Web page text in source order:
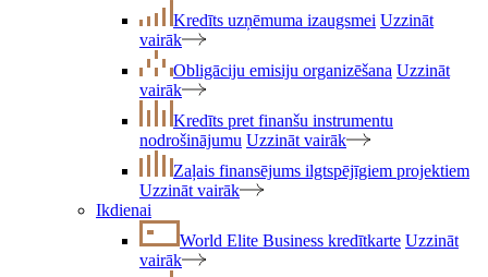
Kredīts uzņēmuma izaugsmei Uzzināt
vairāk
Obligāciju emisiju organizēšana Uzzināt
vairāk
Kredīts pret finanšu instrumentu
nodrošinājumu Uzzināt vairāk
Zaļais finansējums ilgtspējīgiem projektiem
Uzzināt vairāk
Ikdienai
World Elite Business kredītkarte Uzzināt
vairāk